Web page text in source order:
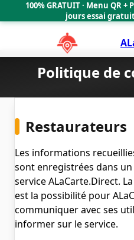
100% GRATUIT · Menu QR
jours essai
Politique de
Restaurateurs
Les informations
sont enregistrées dans
service ALaCarte.Direct.
est la possibilité pour
communiquer avec ses
informer sur le service.